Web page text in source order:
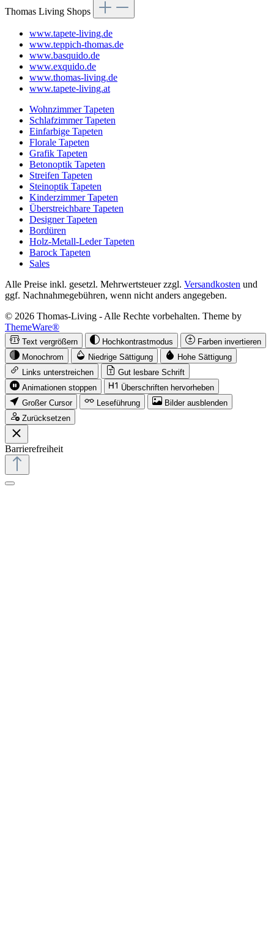
Thomas Living Shops
www.tapete-living.de
www.teppich-thomas.de
www.basquido.de
www.exquido.de
www.thomas-living.de
www.tapete-living.at
Wohnzimmer Tapeten
Schlafzimmer Tapeten
Einfarbige Tapeten
Florale Tapeten
Grafik Tapeten
Betonoptik Tapeten
Streifen Tapeten
Steinoptik Tapeten
Kinderzimmer Tapeten
Überstreichbare Tapeten
Designer Tapeten
Bordüren
Holz-Metall-Leder Tapeten
Barock Tapeten
Sales
Alle Preise inkl. gesetzl. Mehrwertsteuer zzgl. Versandkosten und
ggf. Nachnahmegebühren, wenn nicht anders angegeben.
© 2026 Thomas-Living - Alle Rechte vorbehalten. Theme by
ThemeWare®
Text vergrößern Hochkontrastmodus
Farben invertieren
Monochrom
Niedrige Sättigung
Hohe Sättigung
Links unterstreichen
Gut lesbare Schrift
Animationen stoppen
Überschriften hervorheben
Großer Cursor
Leseführung
Bilder ausblenden
Zurücksetzen
Barrierefreiheit